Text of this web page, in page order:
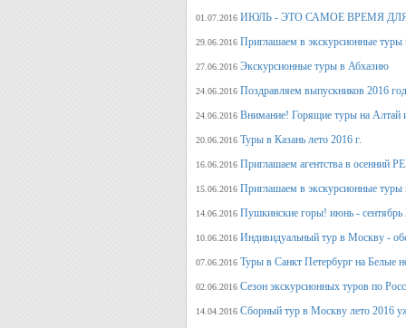
01.07.2016 ИЮЛЬ - ЭТО САМОЕ ВРЕМЯ
29.06.2016 Приглашаем в экскурсионные
27.06.2016 Экскурсионные туры в Абхазию
24.06.2016 Поздравляем выпускников
24.06.2016 Внимание! Горящие туры на Алтай
20.06.2016 Туры в Казань лето 2016 г.
16.06.2016 Приглашаем агентства в
15.06.2016 Приглашаем в экскурсионные туры
14.06.2016 Пушкинские горы! июнь - сентябрь
10.06.2016 Индивидуальный тур в Москву -
07.06.2016 Туры в Санкт Петербург на Белые
02.06.2016 Сезон экскурсионных туров по
14.04.2016 Сборный тур в Москву лето 2016